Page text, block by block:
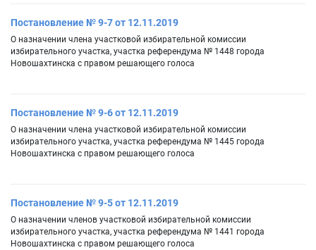
Постановление № 9-7 от 12.11.2019
О назначении члена участковой избирательной комиссии
избирательного участка, участка референдума № 1448 города
Новошахтинска с правом решающего голоса
Постановление № 9-6 от 12.11.2019
О назначении члена участковой избирательной комиссии
избирательного участка, участка референдума № 1445 города
Новошахтинска с правом решающего голоса
Постановление № 9-5 от 12.11.2019
О назначении членов участковой избирательной комиссии
избирательного участка, участка референдума № 1441 города
Новошахтинска с правом решающего голоса